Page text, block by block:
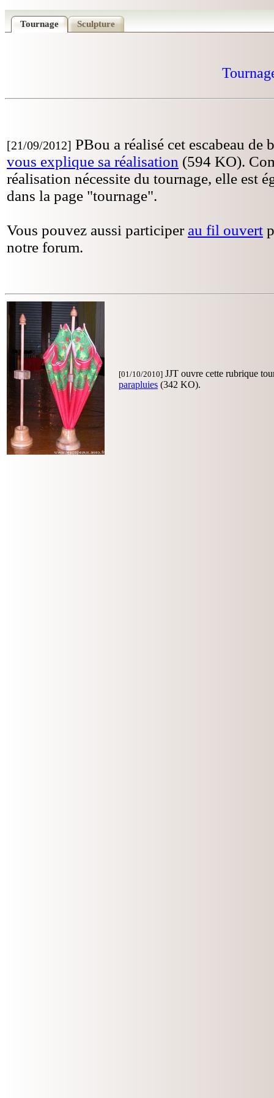
Tournage Sculpture
[21/09/2012] PBou a réalisé cet escabeau de
vous explique sa réalisation (594 KO).
réalisation nécessite du tournage, elle est
dans la page "tournage".
Vous pouvez aussi participer au fil ouvert
notre forum.
[01/10/2010] JJT ouvre cette rubrique
parapluies (342 KO).